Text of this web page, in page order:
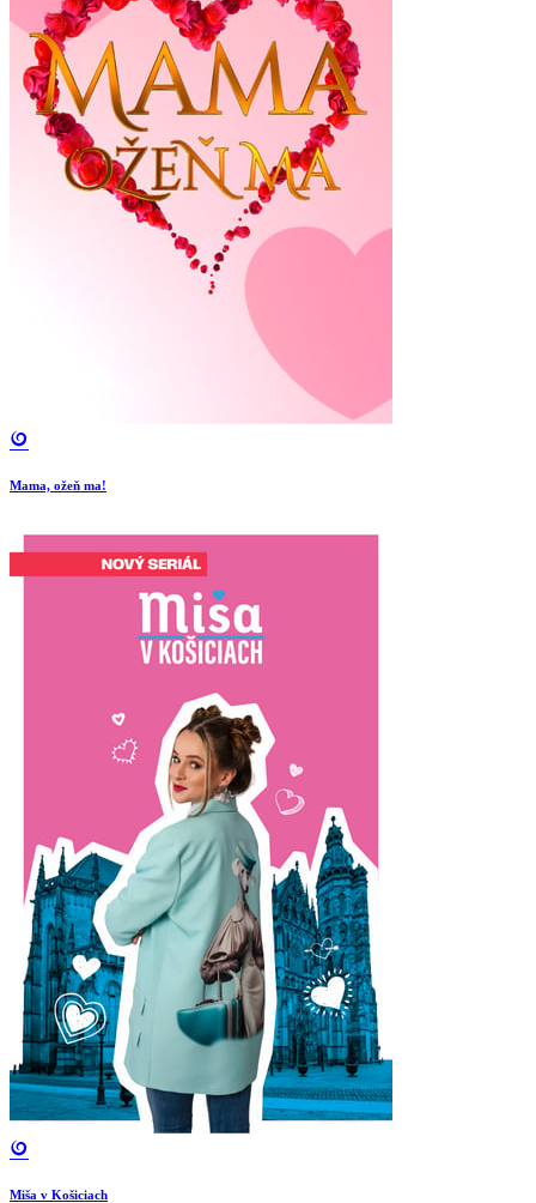
Mama, ožeň ma!
Miša v Košiciach